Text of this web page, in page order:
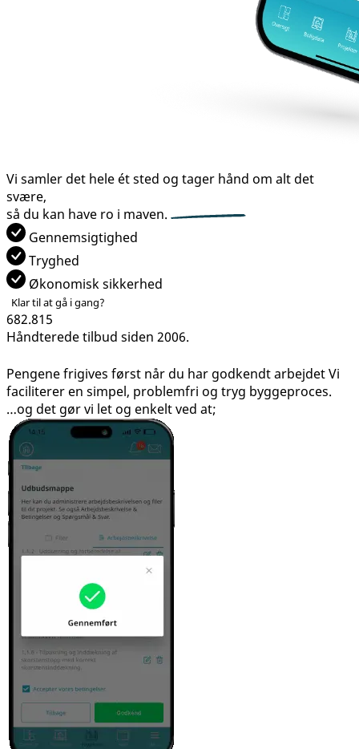
Vi samler det hele ét sted og tager hånd om alt det
svære,
så du kan have ro i maven.
Gennemsigtighed
Tryghed
Økonomisk sikkerhed
Klar til at gå i gang?
682.815
Håndterede tilbud siden 2006.
Pengene frigives først når du har godkendt arbejdetVi
faciliterer en simpel, problemfri og tryg byggeproces.
…og det gør vi let og enkelt ved at;